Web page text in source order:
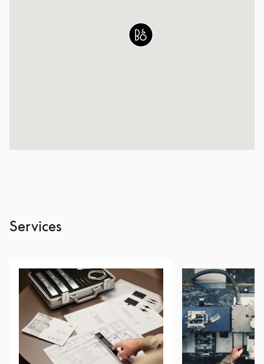
Services